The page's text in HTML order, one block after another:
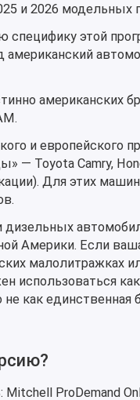
и 2026 модельных
специфику этой
американский
американских
и европейского
Toyota Camry,
Для этих
дизельных
Америки. Если
малолитражках
использоваться
как единственная
ProDemand